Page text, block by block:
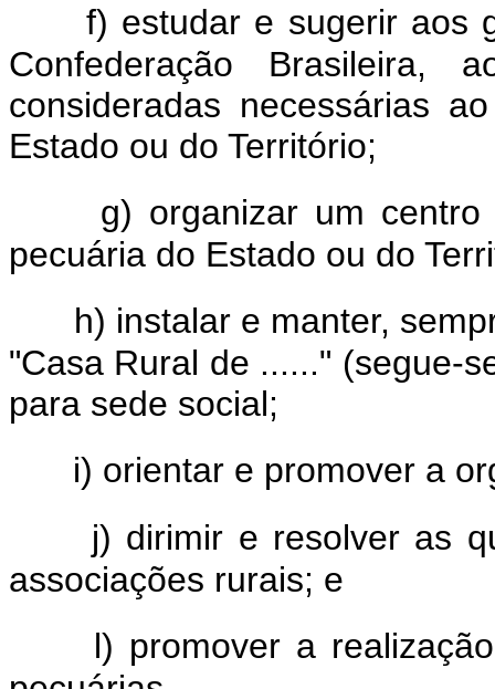
f) estudar e sugerir aos
Confederação Brasileira,
consideradas necessárias
Estado ou do Território;
g) organizar um
pecuária do Estado ou do
h) instalar e manter,
"Casa Rural de ......" (segue-
para sede social;
i) orientar e promover a
j) dirimir e resolver as
associações rurais; e
l) promover a